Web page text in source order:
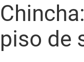
piso de